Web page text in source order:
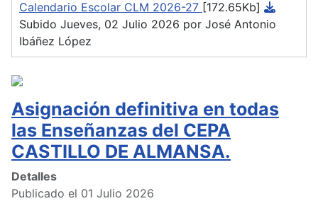
Calendario Escolar CLM 2026-27 [172.65Kb]
Subido Jueves, 02 Julio 2026 por José Antonio
Ibáñez López
Asignación definitiva en todas
las Enseñanzas del CEPA
CASTILLO DE ALMANSA.
Detalles
Publicado el 01 Julio 2026